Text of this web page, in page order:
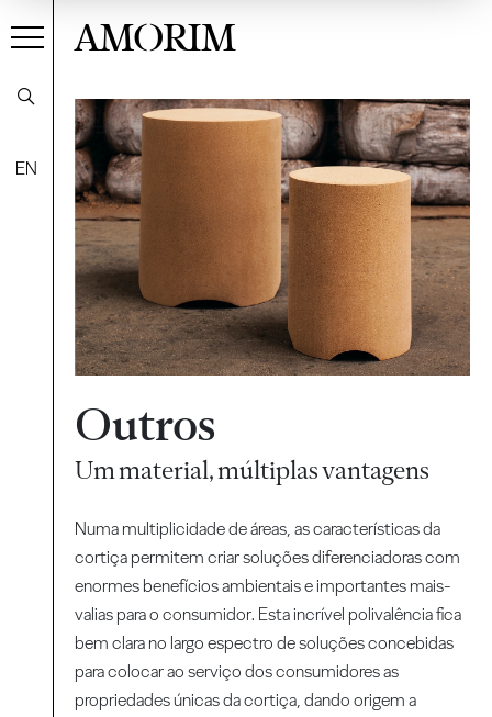
EN
AMORIM
Outros
Um material, múltiplas vantagens
Numa multiplicidade de áreas, as características da
cortiça permitem criar soluções diferenciadoras com
enormes benefícios ambientais e importantes mais-
valias para o consumidor. Esta incrível polivalência fica
bem clara no largo espectro de soluções concebidas
para colocar ao serviço dos consumidores as
propriedades únicas da cortiça, dando origem a